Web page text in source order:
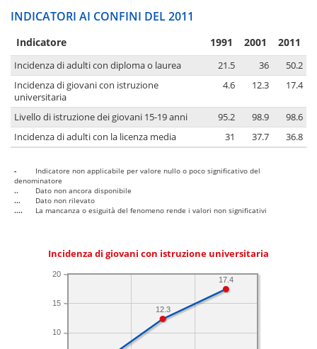
INDICATORI AI CONFINI DEL 2011
Indicatore 1991 2001 2011
Incidenza di adulti con diploma o laurea 21.5 36
50.2
Incidenza di giovani con istruzione
universitaria
4.6 12.3 17.4
Livello di istruzione dei giovani 15-19 anni 95.2 98.9
98.6
Incidenza di adulti con la licenza media
31 37.7 36.8
-
Indicatore non applicabile per valore nullo o poco significativo del
denominatore
..
Dato non ancora disponibile
...
Dato non rilevato
....
La mancanza o esiguità del fenomeno rende i valori non significativi
Incidenza di giovani con istruzione universitaria
10
15
20
17.4
12.3